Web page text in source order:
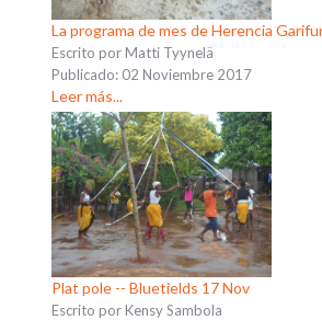
La programa de mes de Herencia
Escrito por Matti Tyynelä
Publicado: 02 Noviembre 2017
Leer más...
Plat pole -- Bluetields 17 Nov
Escrito por Kensy Sambola